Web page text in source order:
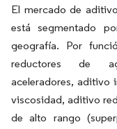
El mercado de
está segmentado
geografía. Por
reductores de
aceleradores, aditivo
viscosidad, aditivo
de alto rango